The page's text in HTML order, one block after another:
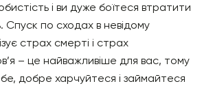
і ви дуже боїтеся втратити
Спуск по сходах в невідому
страх смерті і страх
– це найважливіше для вас, тому
добре харчуйтеся і займайтеся